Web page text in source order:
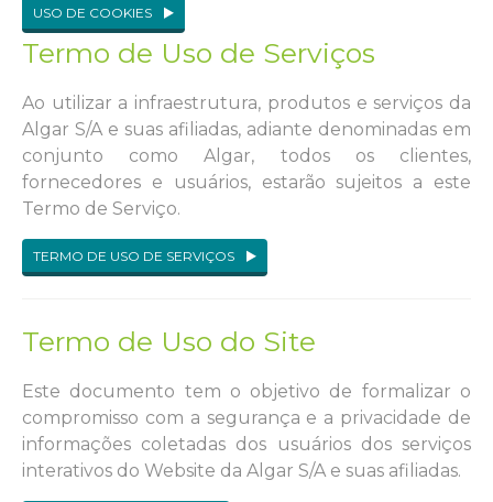
USO DE COOKIES
Termo de Uso de Serviços
Ao utilizar a infraestrutura, produtos e serviços da
Algar S/A e suas afiliadas, adiante denominadas em
conjunto como Algar, todos os clientes,
fornecedores e usuários, estarão sujeitos a este
Termo de Serviço.
TERMO DE USO DE SERVIÇOS
Termo de Uso do Site
Este documento tem o objetivo de formalizar o
compromisso com a segurança e a privacidade de
informações coletadas dos usuários dos serviços
interativos do Website da Algar S/A e suas afiliadas.